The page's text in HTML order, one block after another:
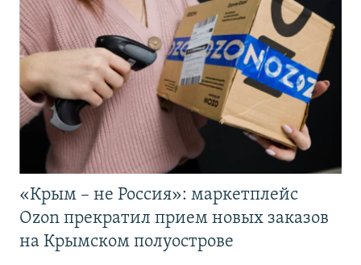
«Крым – не Россия»: маркетплейс
Ozon прекратил прием новых заказов
на Крымском полуострове